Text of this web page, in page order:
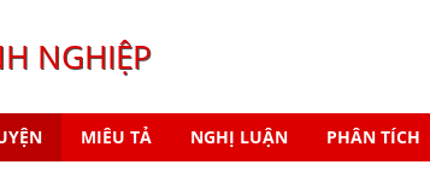
NGHIỆP
MIÊU TẢ NGHỊ LUẬN PHÂN TÍCH